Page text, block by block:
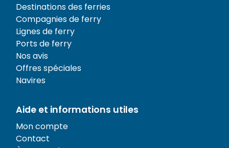
Destinations des ferries
Compagnies de ferry
Lignes de ferry
Ports de ferry
Nos avis
Offres spéciales
Navires
Aide et informations utiles
Mon compte
Contact